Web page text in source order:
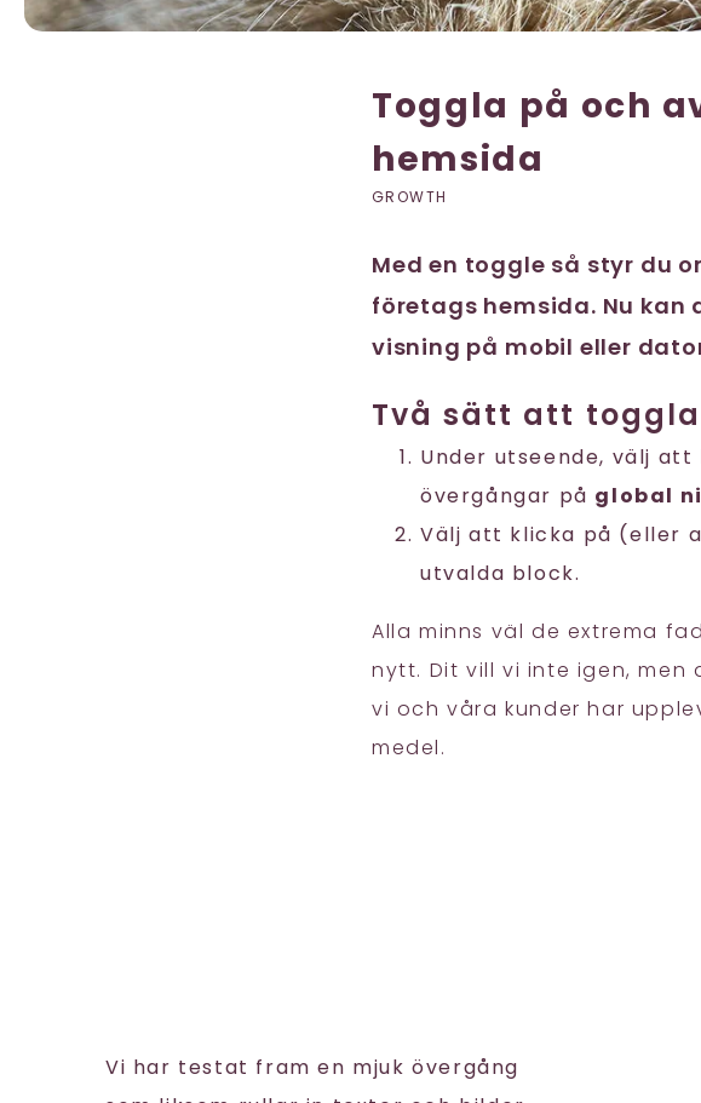
Toggla på och
hemsida
GROWTH
Med en toggle så styr du
företags hemsida. Nu
visning på mobil eller
Två sätt att
Under utseende, välj
övergångar på global
Välj att klicka på (eller
utvalda block.
Alla minns väl de extrema
nytt. Dit vill vi inte igen,
vi och våra kunder har
medel.
Vi har testat fram en mjuk övergång